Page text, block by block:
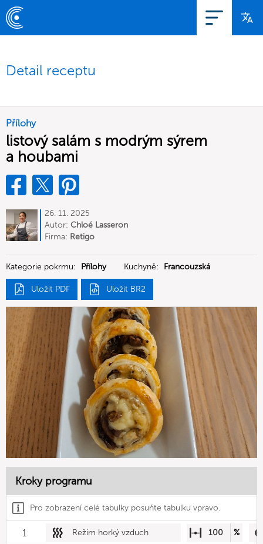
Detail receptu
Přílohy
listový salám s modrým sýrem
a houbami
26. 11. 2025
Autor: Chloé Lasseron
Firma: Retigo
Kategorie pokrmu: Přílohy Kuchyně: Francouzská
Uložit PDF Uložit BR2
Kroky programu
Pro zobrazení celé tabulky posuňte tabulku vpravo.
1 Režim horký vzduch 100 %